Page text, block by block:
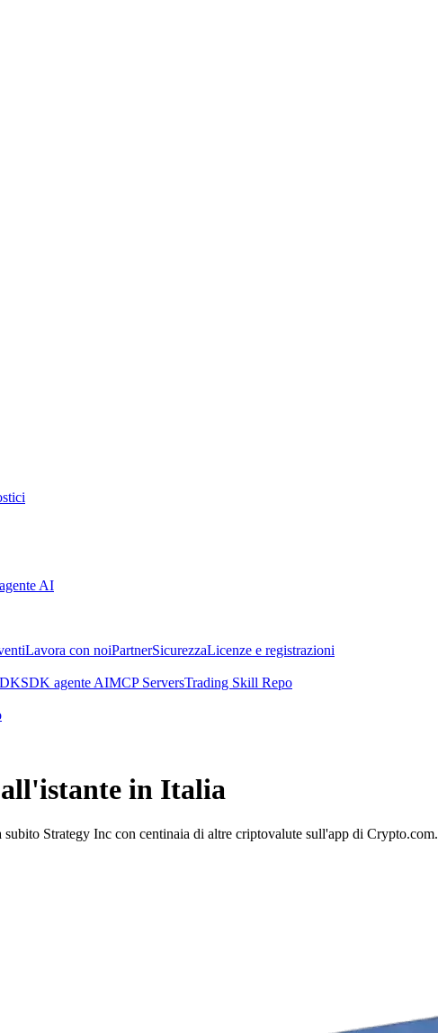
AI
Lavora con noiPartnerSicurezzaLicenze e registrazioni
SDK agente AIMCP ServersTrading Skill Repo
in Italia
subito Strategy Inc con centinaia di altre criptovalute sull'app di Crypto.com.